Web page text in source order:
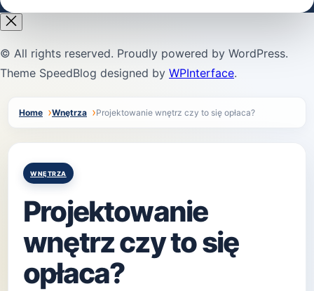
© All rights reserved. Proudly powered by WordPress.
Theme SpeedBlog designed by WPInterface.
Home Wnętrza Projektowanie wnętrz czy to się opłaca?
Posted
WNĘTRZA
Projektowanie
wnętrz czy to się
opłaca?